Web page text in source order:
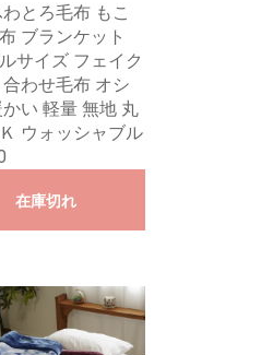
とろ毛布 もこ
ブランケット
サイズ フェイク
わせ毛布 オシ
かい 軽量 無地 丸
ウォッシャブル
在庫切れ